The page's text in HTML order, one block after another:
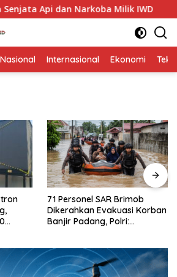
dan Narkoba Milik IWD Satpol
Nasional Internasional Ekonomi
71 Personel SAR Brimob
Dikerahkan Evakuasi Korban
Banjir Padang, Polri: